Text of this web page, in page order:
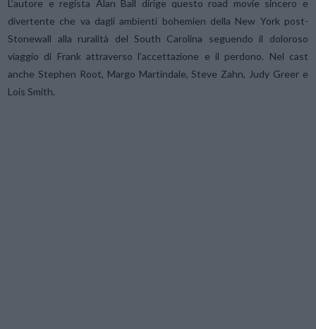
L’autore e regista Alan Ball dirige questo road movie sincero e
divertente che va dagli ambienti bohemien della New York post-
Stonewall alla ruralità del South Carolina seguendo il doloroso
viaggio di Frank attraverso l’accettazione e il perdono. Nel cast
anche Stephen Root, Margo Martindale, Steve Zahn, Judy Greer e
Lois Smith.